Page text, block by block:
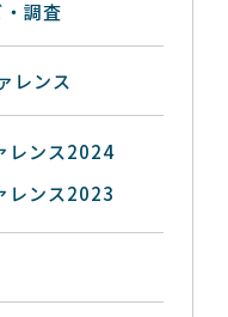
調査
レンス
レンス2024
レンス2023